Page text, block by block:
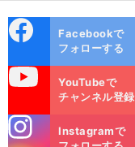
ok
Facebookで
フォローする
YouTubeで
チャンネル登録
m
Instagramで